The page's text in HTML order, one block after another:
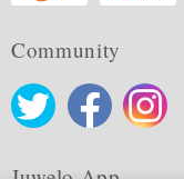
Community